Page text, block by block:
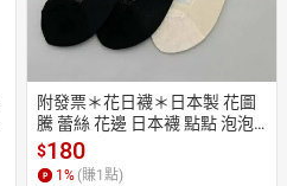
附發票＊花日襪＊日本製 花圖
騰 蕾絲 花邊 日本襪 點點 泡泡
日系穿搭 單色 短絲襪 花系 水
晶襪 玻璃絲襪 棉底140-102
$180
1 % (賺1 點)